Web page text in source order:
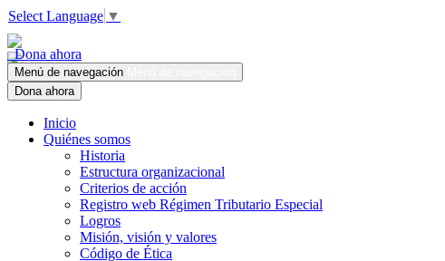
Select Language ▼
Dona ahora
Menú de navegación
Dona ahora
Inicio
Quiénes somos
Historia
Estructura organizacional
Criterios de acción
Registro web Régimen Tributario Especial
Logros
Misión, visión y valores
Código de Ética